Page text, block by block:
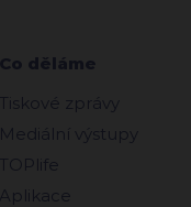
Co děláme
Tiskové zprávy
Mediální výstupy
TOPlife
Aplikace